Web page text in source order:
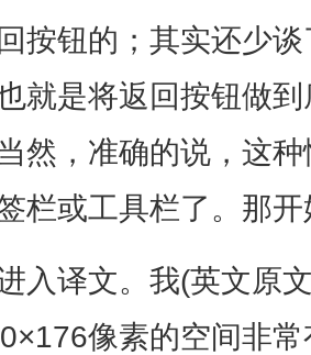
按钮的；其实还少
就是将返回按钮做
然，准确的说，这
栏或工具栏了。那
入译文。我(英文原
像素的空间非